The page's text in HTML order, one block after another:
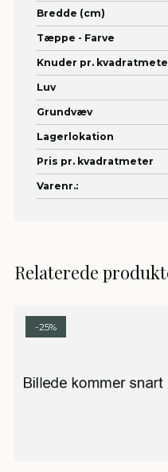
Bredde (cm)
Tæppe - Farve
Knuder pr.
Luv
Grundvæv
Lagerlokation
Pris pr. kvadratmeter
Varenr.:
Relaterede
-25%